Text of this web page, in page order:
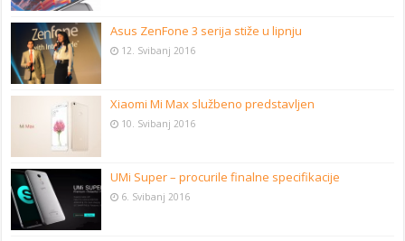
Asus ZenFone 3 serija stiže u lipnju
12. Svibanj 2016
Xiaomi Mi Max službeno predstavljen
10. Svibanj 2016
UMi Super – procurile finalne specifikacije
6. Svibanj 2016